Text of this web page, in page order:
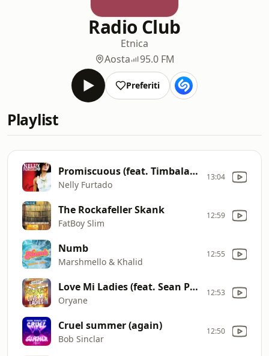
Radio Club
Etnica
Aosta
95.0 FM
Preferiti
Playlist
Promiscuous (feat. Timbaland)
Nelly Furtado
13:04
The Rockafeller Skank
FatBoy Slim
12:59
Numb
Marshmello & Khalid
12:55
Love Mi Ladies (feat. Sean Paul)
Oryane
12:53
Cruel summer (again)
Bob Sinclar
12:50